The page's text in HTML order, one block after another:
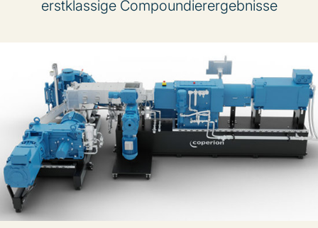
erstklassige Compoundierergebnisse